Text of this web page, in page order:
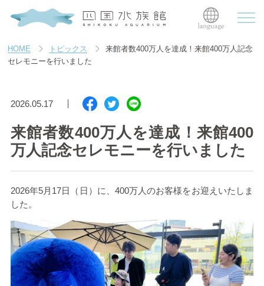
HOME トピックス
来館者数400万人を達成！来館400万人記念
セレモニーを行いました
2026.05.17
来館者数400万人を達成！来館400
万人記念セレモニーを行いました
2026年5月17日（日）に、400万人のお客様をお迎えいたしま
した。